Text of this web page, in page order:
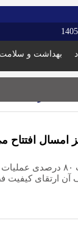
بهداشت و سلامت
امسال افتتاح
ارتقای